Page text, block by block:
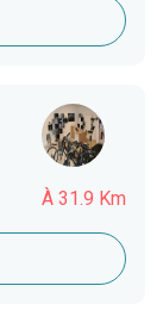
À 31.9 Km